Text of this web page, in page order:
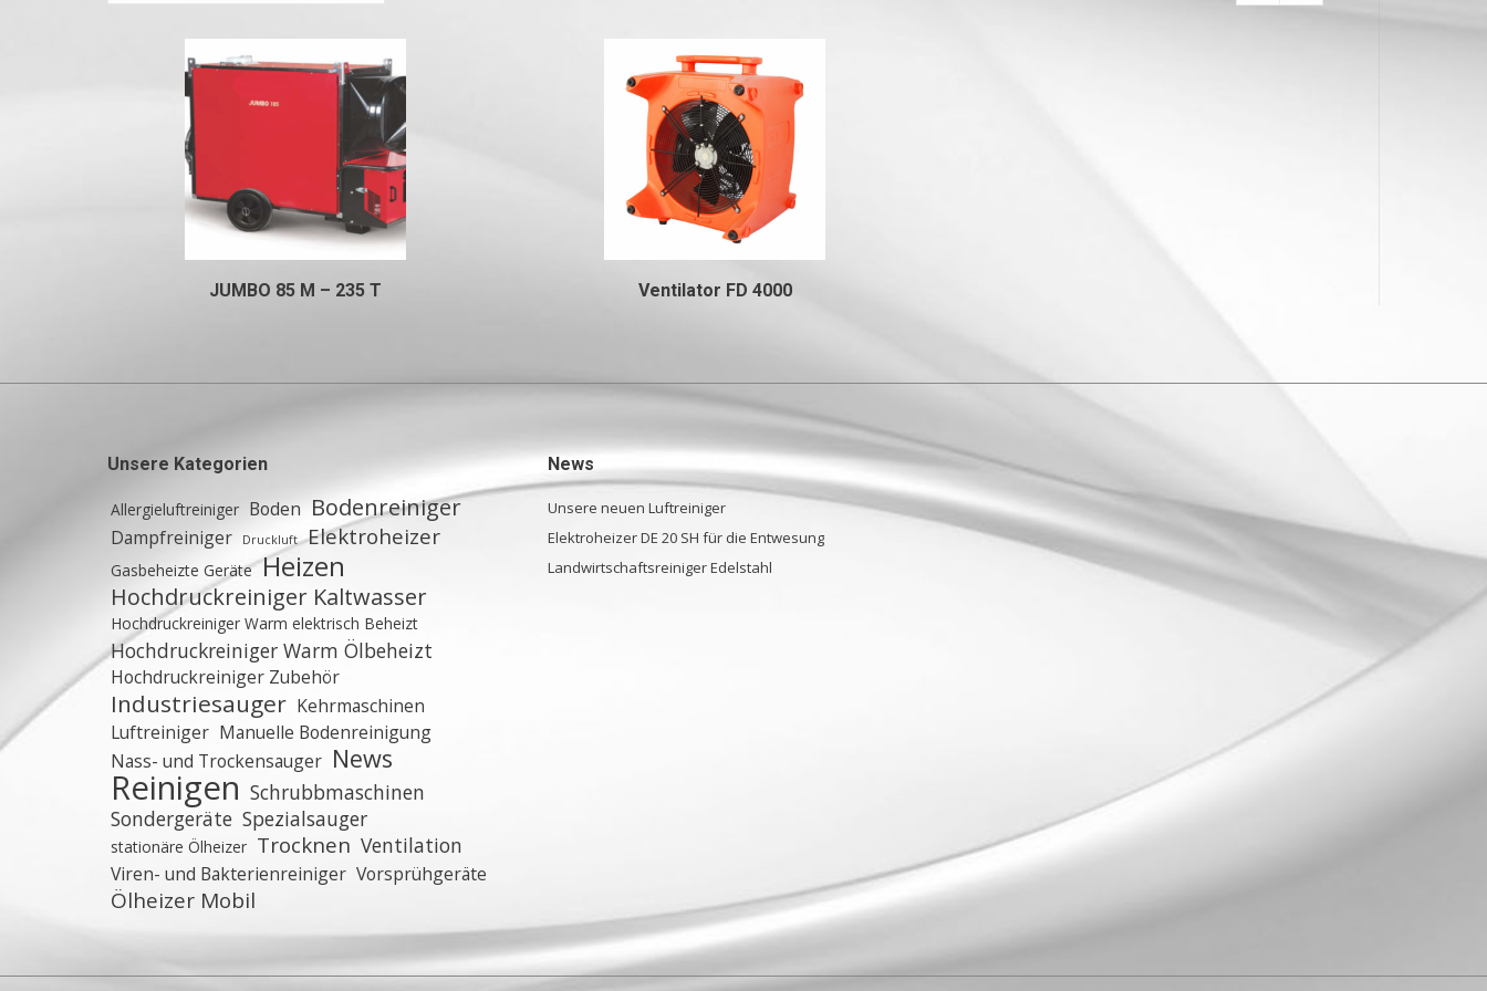
JUMBO 85 M – 235 T Ventilator FD 4000
Unsere Kategorien
Allergieluftreiniger Boden Bodenreiniger
Dampfreiniger Druckluft Elektroheizer
Gasbeheizte Geräte Heizen
Hochdruckreiniger Kaltwasser
Hochdruckreiniger Warm elektrisch Beheizt
Hochdruckreiniger Warm Ölbeheizt
Hochdruckreiniger Zubehör
Industriesauger Kehrmaschinen
Luftreiniger Manuelle Bodenreinigung
Nass- und Trockensauger News
Reinigen Schrubbmaschinen
Sondergeräte Spezialsauger
stationäre Ölheizer Trocknen Ventilation
Viren- und Bakterienreiniger Vorsprühgeräte
Ölheizer Mobil
News
Unsere neuen Luftreiniger
Elektroheizer DE 20 SH für die Entwesung
Landwirtschaftsreiniger Edelstahl